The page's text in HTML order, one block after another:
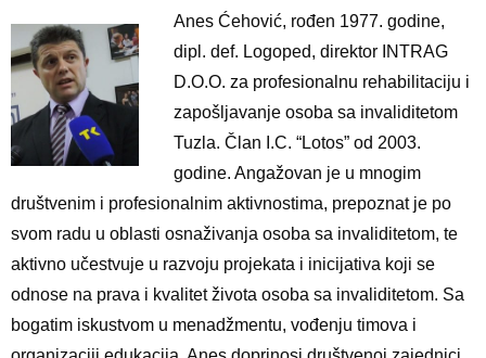
Anes Ćehović, rođen 1977. godine,
dipl. def. Logoped, direktor INTRAG
D.O.O. za profesionalnu rehabilitaciju i
zapošljavanje osoba sa invaliditetom
Tuzla. Član I.C. “Lotos” od 2003.
godine. Angažovan je u mnogim
društvenim i profesionalnim aktivnostima, prepoznat je po
svom radu u oblasti osnaživanja osoba sa invaliditetom, te
aktivno učestvuje u razvoju projekata i inicijativa koji se
odnose na prava i kvalitet života osoba sa invaliditetom. Sa
bogatim iskustvom u menadžmentu, vođenju timova i